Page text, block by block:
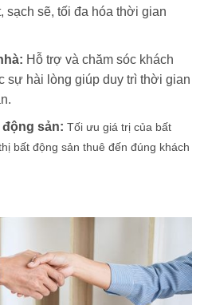
sạch sẽ, tối đa hóa thời gian
Hỗ trợ và chăm sóc khách
sự hài lòng giúp duy trì thời gian
sản: Tối ưu giá trị của bất
bất động sản thuê đến đúng khách